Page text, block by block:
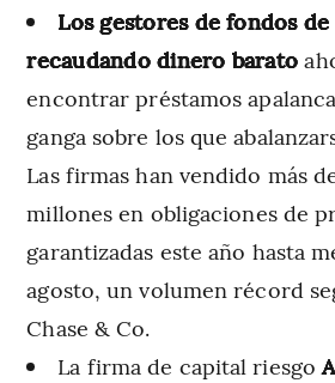
Los gestores de fondos
recaudando dinero barato
encontrar préstamos
ganga sobre los que
Las firmas han vendido más
millones en obligaciones de
garantizadas este año hasta
agosto, un volumen récord
Chase & Co.
La firma de capital riesgo